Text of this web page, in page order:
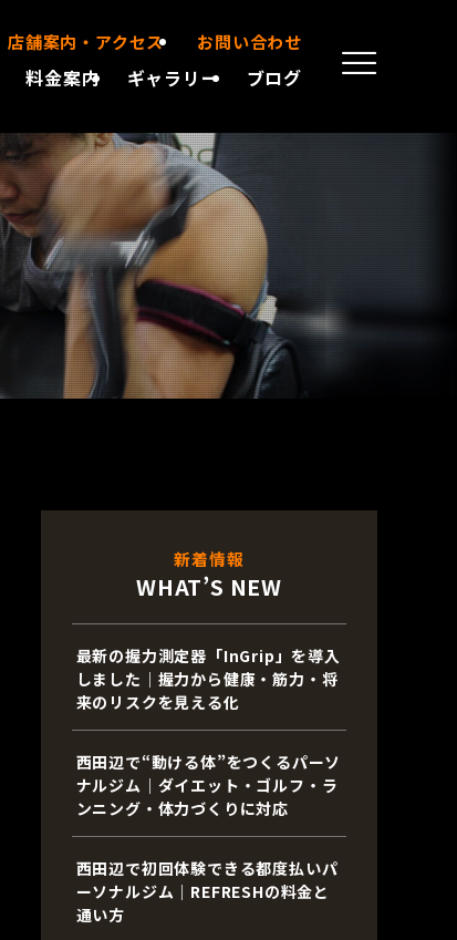
料金案内 ギャラリー ブログ
店舗案内・アクセス お問い合わせ
新着情報
WHAT’S NEW
最新の握力測定器「InGrip」を導入
しました｜握力から健康・筋力・将
来のリスクを見える化
西田辺で“動ける体”をつくるパーソ
ナルジム｜ダイエット・ゴルフ・ラ
ンニング・体力づくりに対応
西田辺で初回体験できる都度払いパ
ーソナルジム｜REFRESHの料金と
通い方